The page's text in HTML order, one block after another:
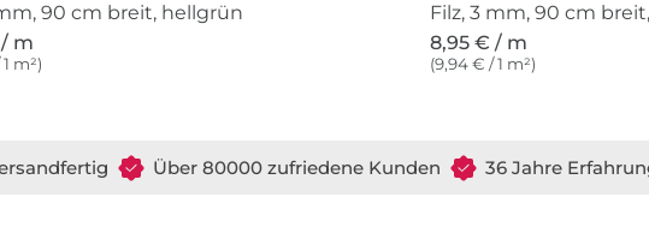
90 cm breit, hellgrün
m
m²)
Filz, 3 mm, 90 cm
8,95 € / m
(9,94 € / 1 m²)
Über 80000 zufriedene Kunden 36 Jahre